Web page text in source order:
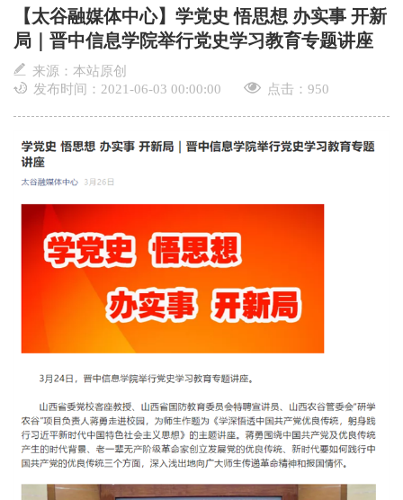
【太谷融媒体中心】学党史 悟思想 办实事 开新
局｜晋中信息学院举行党史学习教育专题讲座
来源：本站原创
发布时间：2021-06-03 00:00:00
点击： 950